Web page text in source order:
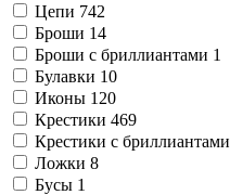
Цепи 742
Броши 14
Броши с бриллиантами 1
Булавки 10
Иконы 120
Крестики 469
Крестики с бриллиантами
Ложки 8
Бусы 1